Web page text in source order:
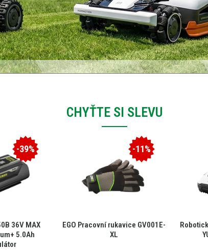
CHYŤTE SI SLEVU
-39%
36V MAX
5.0Ah
-11%
EGO Pracovní rukavice GV001E-
XL